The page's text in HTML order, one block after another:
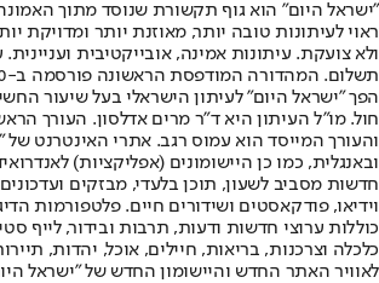
"ישראל היום" הוא גוף תקשורת שנוסד מתוך
ראוי לעיתונות טובה יותר, מאוזנת יותר ומדויקת
ולא צועקת. עיתונות אמינה, אובייקטיבית
הפך "ישראל היום" לעיתון הישראלי בעל שיעור
חול. מו"ל העיתון היא ד"ר מרים אדלסון. העורך
והעורך המייסד הוא עמוס רגב. אתרי האינטרנט של
חדשות מסביב לשעון, תוכן בלעדי, מבזקים
וידיאו, פודקאסטים ושידורים חיים. פלטפורמות
כוללות ערוצי חדשות ודעות, תרבות ובידור, לייף
לאוויר האתר החדש והיישומון החדש של "ישראל